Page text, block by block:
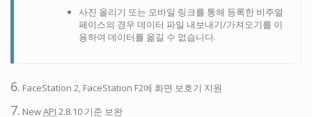
사진 올리기 또는 모바일 링크를 통해 등록한 비주얼
페이스의 경우 데이터 파일 내보내기/가져오기를 이
용하여 데이터를 옮길 수 없습니다.
6. FaceStation 2, FaceStation F2에 화면 보호기 지원
7. NewAPI 2.8.10 기준 보완